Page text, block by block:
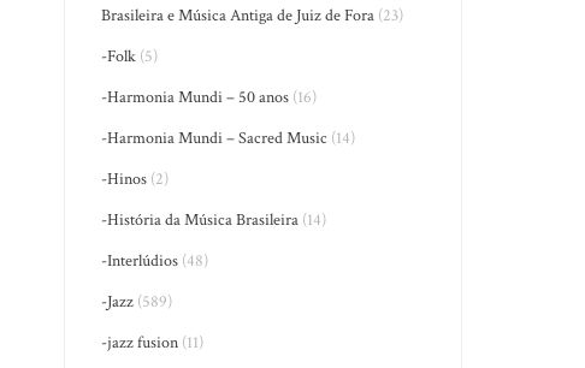
Brasileira e Música Antiga de Juiz de Fora (23)
-Folk (5)
-Harmonia Mundi – 50 anos (16)
-Harmonia Mundi – Sacred Music (14)
-Hinos (2)
-História da Música Brasileira (14)
-Interlúdios (48)
-Jazz (589)
-jazz fusion (11)